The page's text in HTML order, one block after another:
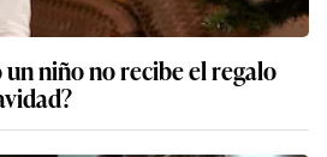
un niño no recibe el regalo